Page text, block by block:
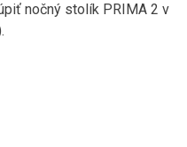
nočný stolík PRIMA 2 v